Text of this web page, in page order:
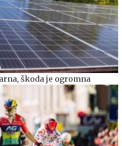
škoda je ogromna